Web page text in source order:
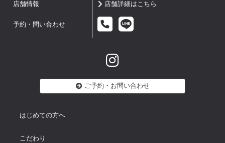
店舗情報 店舗詳細はこちら
予約・問い合わせ
ご予約・お問い合わせ
はじめての方へ
こだわり